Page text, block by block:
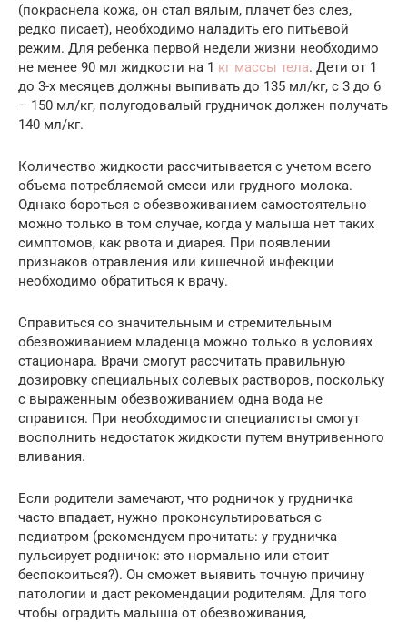
(покраснела кожа, он стал вялым, плачет без слез,
редко писает), необходимо наладить его питьевой
режим. Для ребенка первой недели жизни необходимо
не менее 90 мл жидкости на 1 кг массы тела. Дети от 1
до 3-х месяцев должны выпивать до 135 мл/кг, с 3 до 6
– 150 мл/кг, полугодовалый грудничок должен получать
140 мл/кг.
Количество жидкости рассчитывается с учетом всего
объема потребляемой смеси или грудного молока.
Однако бороться с обезвоживанием самостоятельно
можно только в том случае, когда у малыша нет таких
симптомов, как рвота и диарея. При появлении
признаков отравления или кишечной инфекции
необходимо обратиться к врачу.
Справиться со значительным и стремительным
обезвоживанием младенца можно только в условиях
стационара. Врачи смогут рассчитать правильную
дозировку специальных солевых растворов, поскольку
с выраженным обезвоживанием одна вода не
справится. При необходимости специалисты смогут
восполнить недостаток жидкости путем внутривенного
вливания.
Если родители замечают, что родничок у грудничка
часто впадает, нужно проконсультироваться с
педиатром (рекомендуем прочитать: у грудничка
пульсирует родничок: это нормально или стоит
беспокоиться?). Он сможет выявить точную причину
патологии и даст рекомендации родителям. Для того
чтобы оградить малыша от обезвоживания,